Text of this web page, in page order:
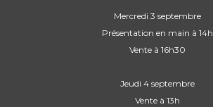
Mercredi 3 septembre
Présentation en main à 14h
Vente à 16h30
Jeudi 4 septembre
Vente à 13h